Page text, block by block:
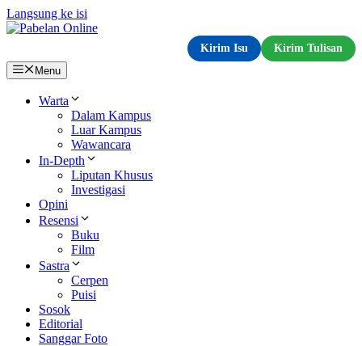
Langsung ke isi
Kirim Isu
Kirim Tulisan
Menu
Warta
Dalam Kampus
Luar Kampus
Wawancara
In-Depth
Liputan Khusus
Investigasi
Opini
Resensi
Buku
Film
Sastra
Cerpen
Puisi
Sosok
Editorial
Sanggar Foto